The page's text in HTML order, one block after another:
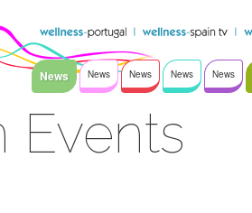
News News News News News
Events